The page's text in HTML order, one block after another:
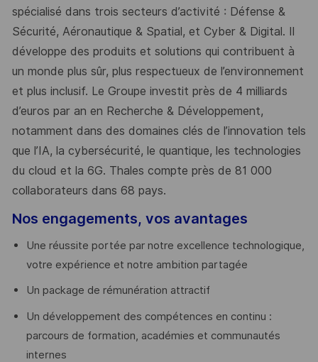
spécialisé dans trois secteurs d’activité : Défense &
Sécurité, Aéronautique & Spatial, et Cyber & Digital. Il
développe des produits et solutions qui contribuent à
un monde plus sûr, plus respectueux de l’environnement
et plus inclusif. Le Groupe investit près de 4 milliards
d’euros par an en Recherche & Développement,
notamment dans des domaines clés de l’innovation tels
que l’IA, la cybersécurité, le quantique, les technologies
du cloud et la 6G. Thales compte près de 81 000
collaborateurs dans 68 pays.
Nos engagements, vos avantages
Une réussite portée par notre excellence technologique,
votre expérience et notre ambition partagée
Un package de rémunération attractif
Un développement des compétences en continu :
parcours de formation, académies et communautés
internes